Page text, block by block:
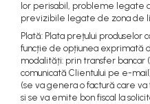
lor perisabil, probleme legate
previzibile legate de zona de
Plată: Plata prețului produselor
funcție de opțiunea exprimată
modalități: prin transfer bancar
comunicată Clientului pe e-
(se va genera o factură care
si se va emite bon fiscal la